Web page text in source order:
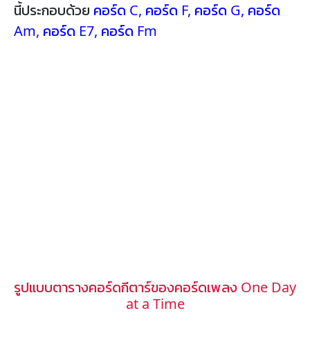
นี้ประกอบด้วย คอร์ด C, คอร์ด F, คอร์ด G, คอร์ด
Am, คอร์ด E7, คอร์ด Fm
รูปแบบตารางคอร์ดกีตาร์ของคอร์ดเพลง One Day
at a Time